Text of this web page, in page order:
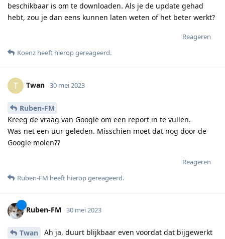
beschikbaar is om te downloaden. Als je de update gehad
hebt, zou je dan eens kunnen laten weten of het beter werkt?
Reageren
Koenz heeft hierop gereageerd.
T Twan 30 mei 2023
Ruben-FM
Kreeg de vraag van Google om een report in te vullen.
Was net een uur geleden. Misschien moet dat nog door de
Google molen??
Reageren
Ruben-FM heeft hierop gereageerd.
Ruben-FM 30 mei 2023
Twan
Ah ja, duurt blijkbaar even voordat dat bijgewerkt